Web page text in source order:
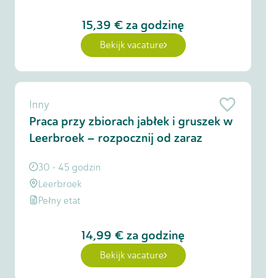
15,39 €za godzinę
Bekijk vacature
Inny
Praca przy zbiorach jabłek i gruszek w
Leerbroek – rozpocznij od zaraz
30 - 45 godzin
Leerbroek
Pełny etat
14,99 €za godzinę
Bekijk vacature